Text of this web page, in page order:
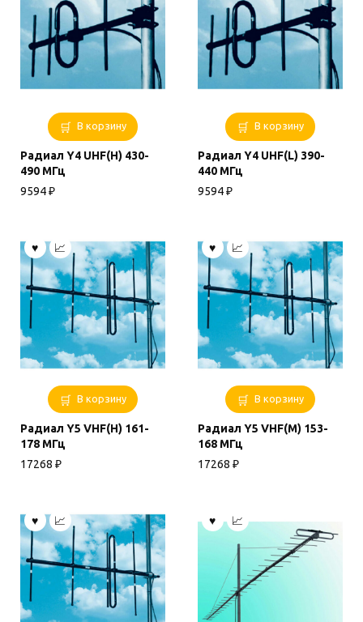
В корзину
Радиал Y4 UHF(H) 430-
490 МГц
9594₽
В корзину
Радиал Y4 UHF(L) 390-
440 МГц
9594₽
В корзину
Радиал Y5 VHF(H) 161-
178 МГц
17268 ₽
В корзину
Радиал Y5 VHF(M) 153-
168 МГц
17268 ₽